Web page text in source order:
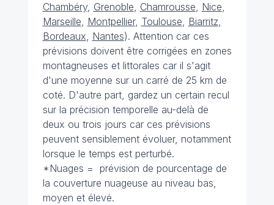
Chambéry, Grenoble, Chamrousse, Nice,
Marseille, Montpellier, Toulouse, Biarritz,
Bordeaux, Nantes). Attention car ces
prévisions doivent être corrigées en zones
montagneuses et littorales car il s'agit
d'une moyenne sur un carré de 25 km de
coté. D'autre part, gardez un certain recul
sur la précision temporelle au-delà de
deux ou trois jours car ces prévisions
peuvent sensiblement évoluer, notamment
lorsque le temps est perturbé.
*Nuages = prévision de pourcentage de
la couverture nuageuse au niveau bas,
moyen et élevé.